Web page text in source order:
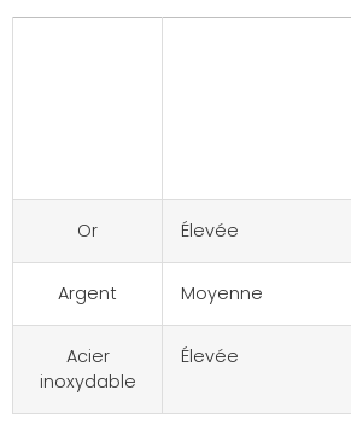
Or Élevée
Argent Moyenne
Acier
inoxydable
Élevée